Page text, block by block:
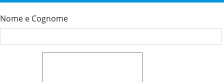
Nome e Cognome